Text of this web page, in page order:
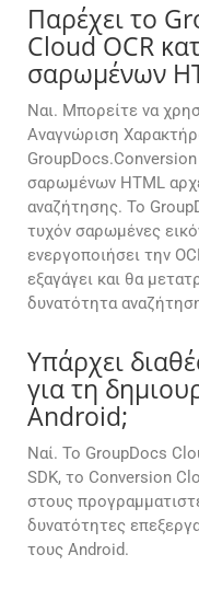
Παρέχει το
Cloud OCR
σαρωμένων
Ναι. Μπορείτε να
Αναγνώριση
σαρωμένων HTML
αναζήτησης. Το
τυχόν σαρωμένες
ενεργοποιήσει την
εξαγάγει και θα
δυνατότητα
Υπάρχει
για τη
Android;
Ναί. Το GroupDocs
SDK, το Conversion
στους
δυνατότητες
τους Android.